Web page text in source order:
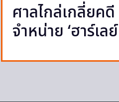
ศาลไกล่เกลี่ยค
จำหน่าย ‘ฮาร์เล